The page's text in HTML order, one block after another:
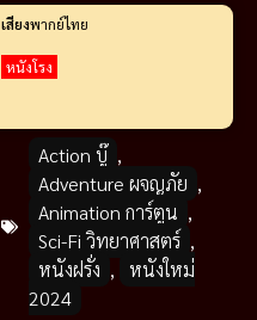
เสียงพากย์ไทย
หนังโรง
Action บู๊ ,
Adventure ผจญภัย ,
Animation การ์ตูน ,
Sci-Fi วิทยาศาสตร์ ,
หนังฝรั่ง ,
หนังใหม่
2024